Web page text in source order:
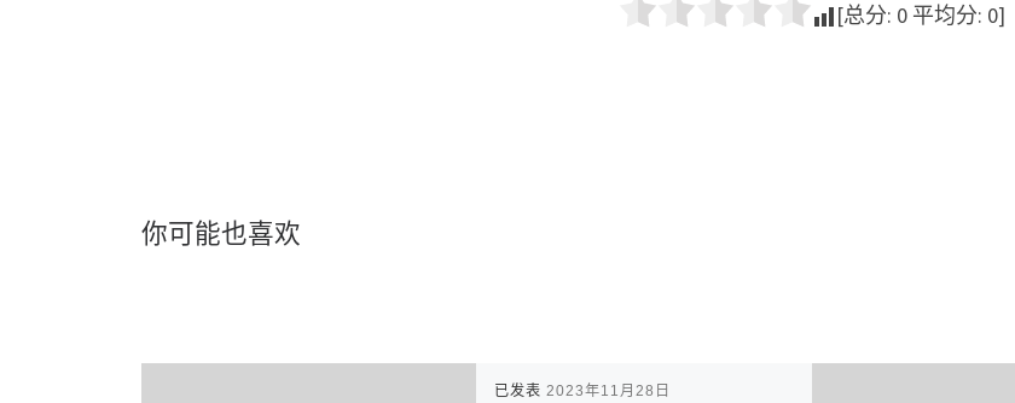
[总分: 0 平均分: 0]
你可能也喜欢
已发表 2023年11月28日